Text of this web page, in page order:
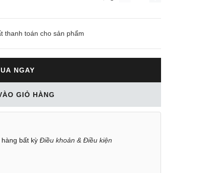
thanh toán cho sản phẩm
NGAY
GIỎ HÀNG
bất kỳ Điều khoản & Điều kiện